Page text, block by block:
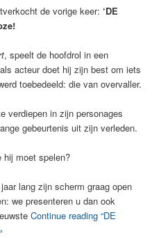
de vorige keer: ‘DE
, speelt de hoofdrol in een
acteur doet hij zijn best om iets
toebedeeld: die van overvaller.
verdiepen in zijn personages
gebeurtenis uit zijn verleden.
hij moet spelen?
lang zijn scherm graag open
we presenteren u dan ook
Continue reading “DE